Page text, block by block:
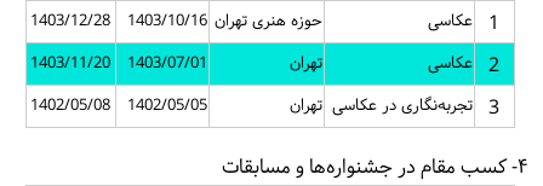
1 عکاسی حوزه هنری تهران 1403/10/16
1403/12/28
2 عکاسی تهران 1403/07/01
1403/11/20
3 تجربه‌نگاری در عکاسی تهران 1402/05/05
1402/05/08
۴- کسب مقام در جشنواره‌ها و مسابقات